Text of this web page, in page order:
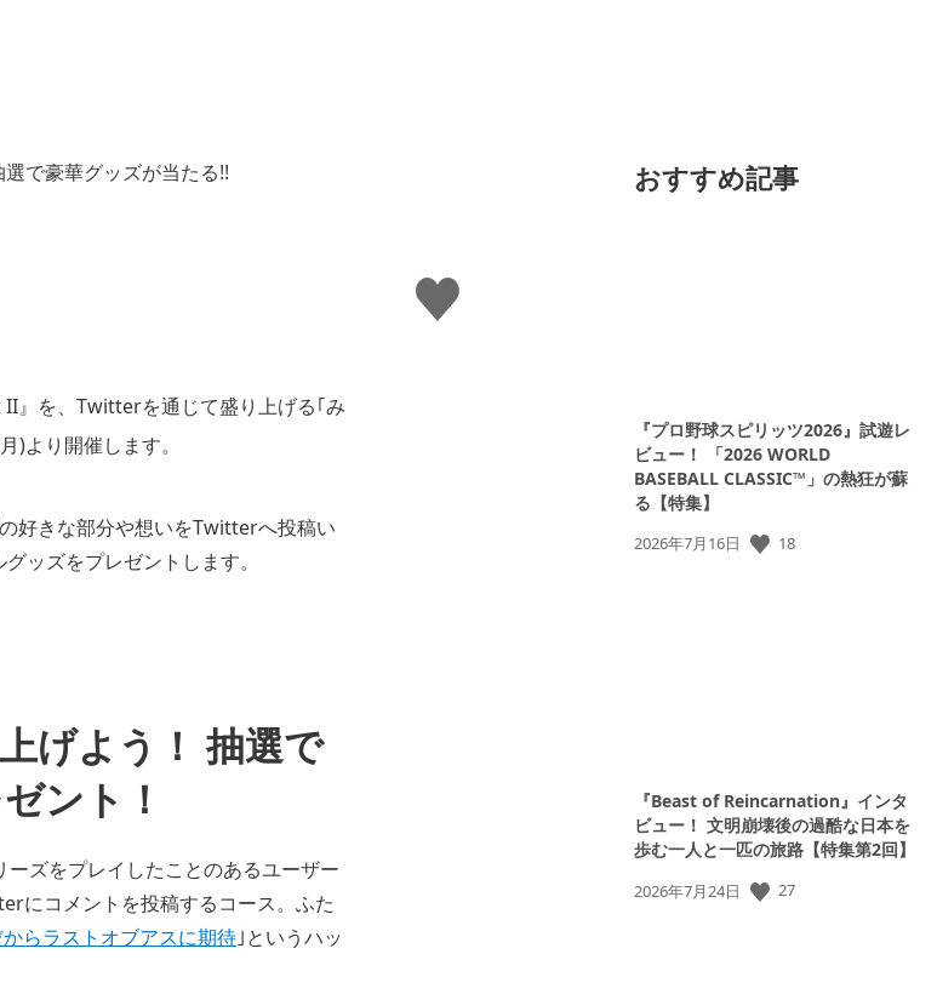
い
い
ね
』を、Twitterを通じて盛り上げる｢み
より開催します。
好きな部分や想いをTwitterへ投稿い
ッズをプレゼントします。
げよう！ 抽選で
ント！
ズをプレイしたことのあるユーザー
にコメントを投稿するコース。ふた
らラストオブアスに期待｣というハッ
おすすめ記事
『プロ野球スピリッツ2026』試遊レ
ビュー！ 「2026 WORLD
BASEBALL CLASSIC™」の熱狂が蘇
る【特集】
公
2026年7月16日 18
『Beast of Reincarnation』インタ
ビュー！ 文明崩壊後の過酷な日本を
歩む一人と一匹の旅路【特集第2回】
公
2026年7月24日 27